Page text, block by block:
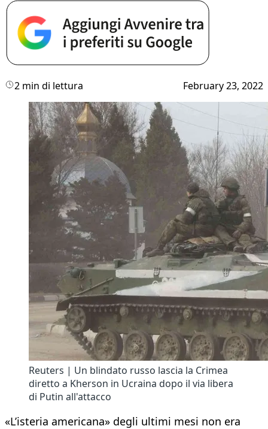
2 min di lettura February 23, 2022
Reuters | Un blindato russo lascia la Crimea
diretto a Kherson in Ucraina dopo il via libera
di Putin all'attacco
«L’isteria americana» degli ultimi mesi non era